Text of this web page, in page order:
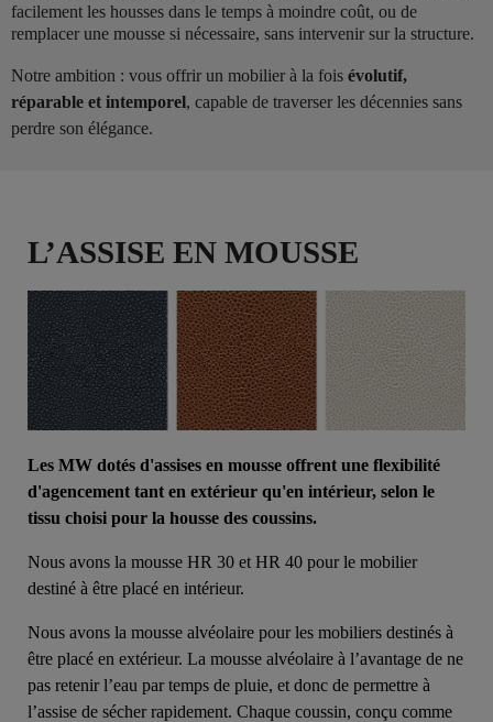
facilement les housses dans le temps à moindre coût, ou de
remplacer une mousse si nécessaire, sans intervenir sur la structure.
Notre ambition : vous offrir un mobilier à la fois évolutif,
réparable et intemporel, capable de traverser les décennies sans
perdre son élégance.
L’ASSISE EN MOUSSE
Les MW dotés d'assises en mousse offrent une flexibilité
d'agencement tant en extérieur qu'en intérieur, selon le
tissu choisi pour la housse des coussins.
Nous avons la mousse HR 30 et HR 40 pour le mobilier
destiné à être placé en intérieur.
Nous avons la mousse alvéolaire pour les mobiliers destinés à
être placé en extérieur. La mousse alvéolaire à l’avantage de ne
pas retenir l’eau par temps de pluie, et donc de permettre à
l’assise de sécher rapidement. Chaque coussin, conçu comme